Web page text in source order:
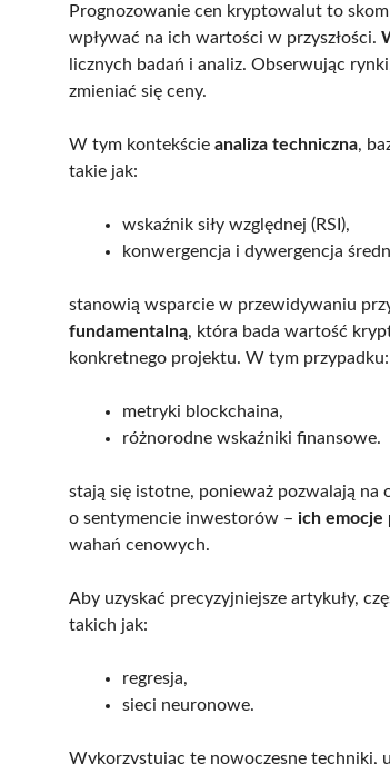
Prognozowanie cen kryptowalut to
wpływać na ich wartości w przyszłości.
licznych badań i analiz. Obserwując
zmieniać się ceny.
W tym kontekście analiza techniczna,
takie jak:
wskaźnik siły względnej (RSI),
konwergencja i dywergencja
stanowią wsparcie w przewidywaniu
fundamentalną, która bada wartość
konkretnego projektu. W tym przypadku:
metryki blockchaina,
różnorodne wskaźniki finansowe.
stają się istotne, ponieważ pozwalają na
o sentymencie inwestorów – ich emocje
wahań cenowych.
Aby uzyskać precyzyjniejsze artykuły,
takich jak:
regresja,
sieci neuronowe.
Wykorzystując te nowoczesne techniki,